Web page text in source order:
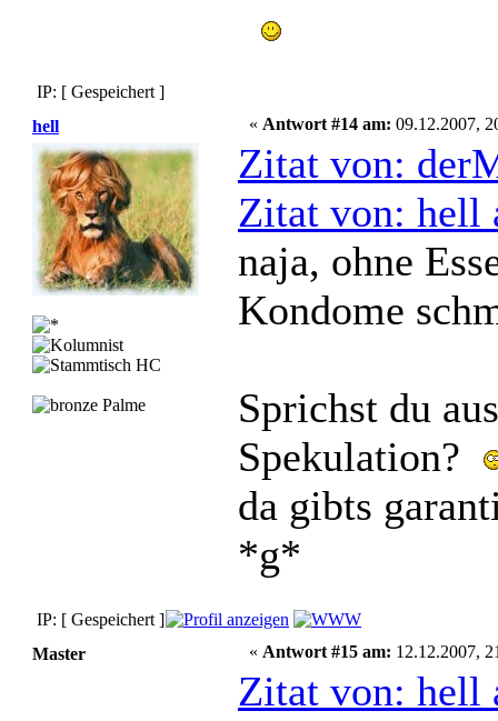
IP: [ Gespeichert ]
hell
« Antwort #14 am: 09.12.2007,
Zitat von:
Zitat von: hell
naja, ohne
Kondome
Sprichst du
Spekulation?
da gibts
*g*
IP: [ Gespeichert ]
Master
« Antwort #15 am: 12.12.2007,
Zitat von: hell